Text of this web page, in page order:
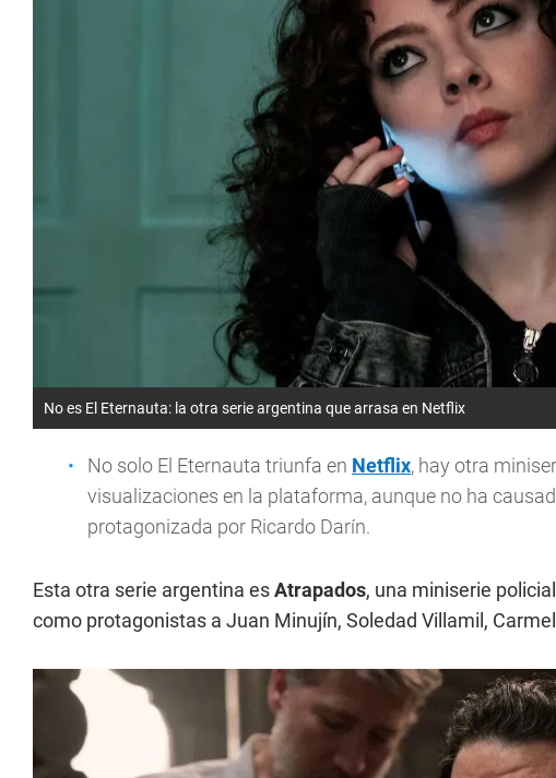
No es El Eternauta: la otra serie argentina que arrasa en Netflix
No solo El Eternauta triunfa en Netflix, hay otra
visualizaciones en la plataforma, aunque no ha
protagonizada por Ricardo Darín.
Esta otra serie argentina esAtrapados, una miniserie
como protagonistas a Juan Minujín, Soledad Villamil,